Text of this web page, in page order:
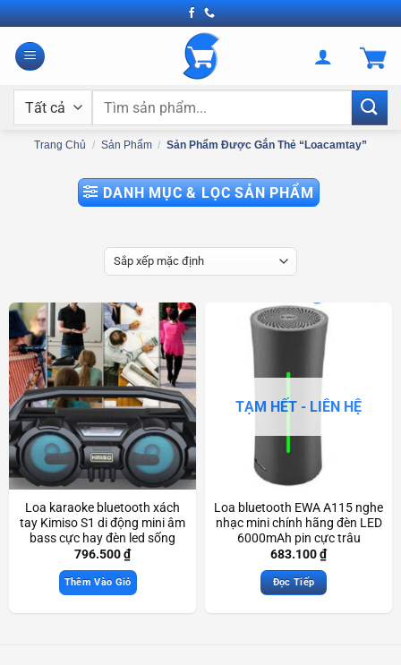
Bỏ
qua
nội
Tìm
Trang Chủ / Sản Phẩm / Sản Phẩm Được Gắn Thẻ “loacamtay”
DANH MỤC & LỌC SẢN PHẨM
Loa karaoke bluetooth xách
tay Kimiso S1 di động mini âm
bass cực hay đèn led sống
động Scd3938
796.500₫
Thêm Vào Giỏ
TẠM HẾT - LIÊN HỆ
Loa bluetooth EWA A115 nghe
nhạc mini chính hãng đèn LED
6000mAh pin cực trâu
Scd3943
683.100₫
Đọc Tiếp